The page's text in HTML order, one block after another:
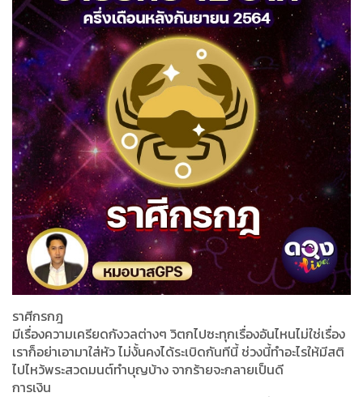
ราศีกรกฎ
มีเรื่องความเครียดกังวลต่างๆ วิตกไปซะทุกเรื่องอันไหนไม่ใช่เรื่อง
เราก็อย่าเอามาใส่หัว ไม่งั้นคงได้ระเบิดกันทีนี้ ช่วงนี้ทำอะไรให้มีสติ
ไปไหว้พระสวดมนต์ทำบุญบ้าง จากร้ายจะกลายเป็นดี
การเงิน